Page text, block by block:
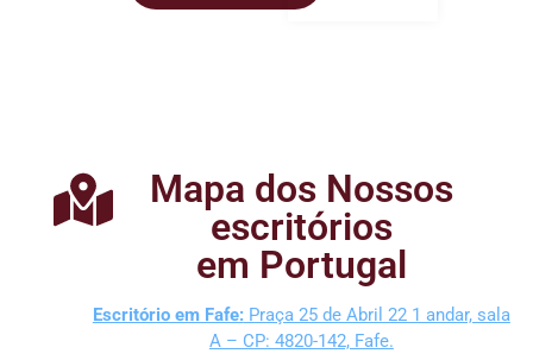
Mapa dos Nossos
escritórios
em Portugal
Escritório em Fafe:Praça 25 de Abril 22 1 andar, sala
A – CP: 4820-142, Fafe.